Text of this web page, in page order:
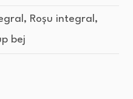
Roșu integral,
bej